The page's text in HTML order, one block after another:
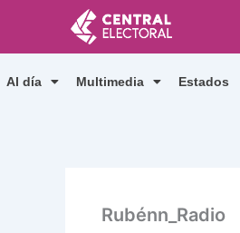
contenido
Al día Multimedia Estados
Rubénn_Radio